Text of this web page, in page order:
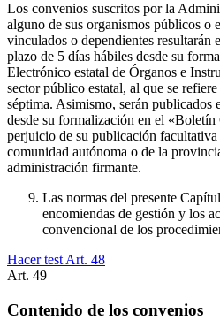
Los convenios suscritos por la
alguno de sus organismos públicos o
vinculados o dependientes resultarán
plazo de 5 días hábiles desde su
Electrónico estatal de Órganos e
sector público estatal, al que se
séptima. Asimismo, serán publicados
desde su formalización en el
perjuicio de su publicación
comunidad autónoma o de la
administración firmante.
Las normas del presente
encomiendas de gestión y los
convencional de los
Hacer test Art. 48
Art. 49
Contenido de los convenios